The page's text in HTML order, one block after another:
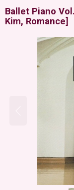
Ballet Piano
Kim, Romance]